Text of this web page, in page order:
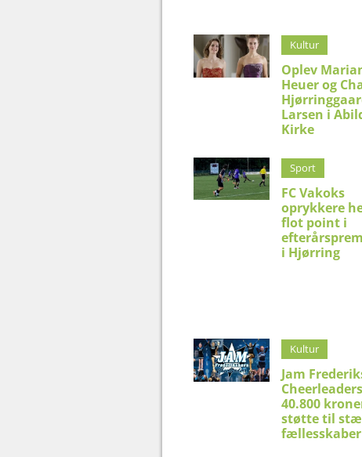
Kultur
Oplev
Heuer og
Larsen i
Kirke
Sport
FC Vakoks
oprykkere
flot point i
i Hjørring
Kultur
Jam
40.800
støtte til
fællesskaber